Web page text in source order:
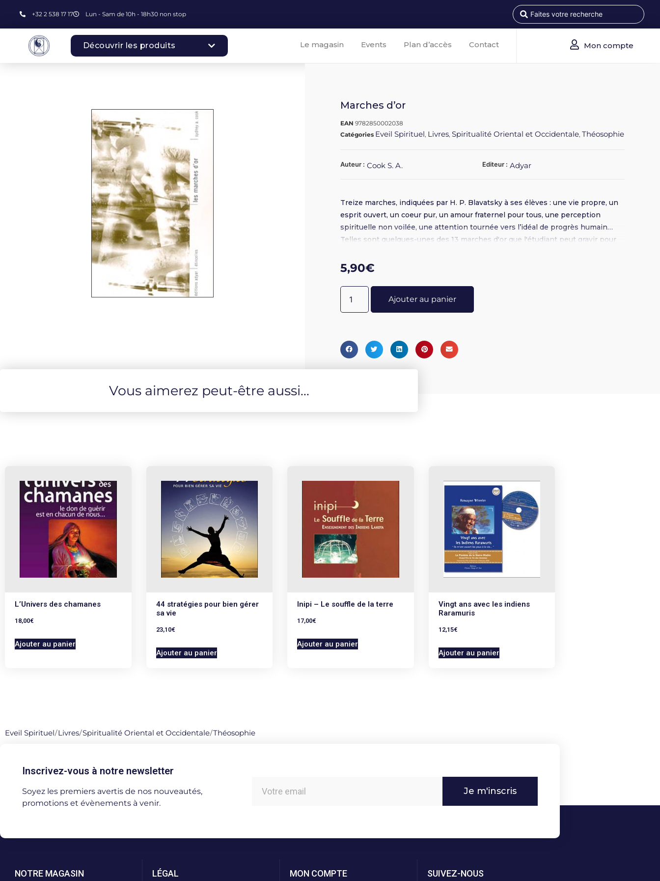
+32 2 538 17 17 Lun - Sam de 10h - 18h30 non stop
Découvrir les produits Le magasin Events Plan d’accès Contact Mon compte
Marches d’or
EAN9782850002038
Catégories Eveil Spirituel, Livres,Spiritualité Oriental et Occidentale,Théosophie
Auteur : Cook S. A. Editeur : Adyar
Treize marches, indiquées par H. P. Blavatsky à ses élèves : une vie propre, un
esprit ouvert, un coeur pur, un amour fraternel pour tous, une perception
spirituelle non voilée, une attention tournée vers l’idéal de progrès humain…
Telles sont quelques-unes des 13 marches d'or que l'étudiant peut gravir pour
5,90€
Ajouter au panier
Vous aimerez peut-être aussi...
L’Univers des chamanes
18,00€
Ajouter au panier
44 stratégies pour bien gérer
sa vie
23,10€
Ajouter au panier
Inipi – Le souffle de la terre
17,00€
Ajouter au panier
Vingt ans avec les indiens
Raramuris
12,15€
Ajouter au panier
Eveil Spirituel/Livres/Spiritualité Oriental et Occidentale/Théosophie
Inscrivez-vous à notre newsletter
Soyez les premiers avertis de nos nouveautés,
promotions et évènements à venir.
Je m'inscris
NOTRE MAGASIN LÉGAL MON COMPTE SUIVEZ-NOUS